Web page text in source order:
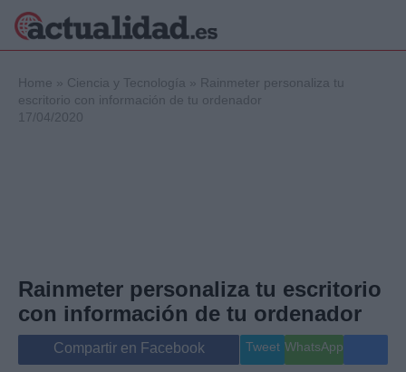
Internacional
Viajes
Gente
Musica
Home » Ciencia y Tecnología » Rainmeter personaliza tu
escritorio con información de tu ordenador
17/04/2020
Rainmeter personaliza tu escritorio
con información de tu ordenador
Compartir en Facebook Tweet WhatsApp